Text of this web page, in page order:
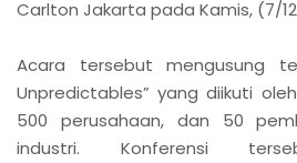
Carlton Jakarta pada Kamis, (7/
Acara tersebut mengusung
Unpredictables” yang diikuti
500 perusahaan, dan 50
industri. Konferensi